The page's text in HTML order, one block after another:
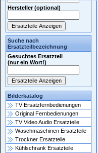
Hersteller (optional)
Suche nach
Ersatzteilbezeichnung
Gesuchtes Ersatzteil
(nur ein Wort!)
Bilderkatalog
TV Ersatzfernbedienungen
Original Fernbedienungen
TV Video Audio Ersatzteile
Waschmaschinen Ersatzteile
Trockner Ersatzteile
Kühlschrank Ersatzteile